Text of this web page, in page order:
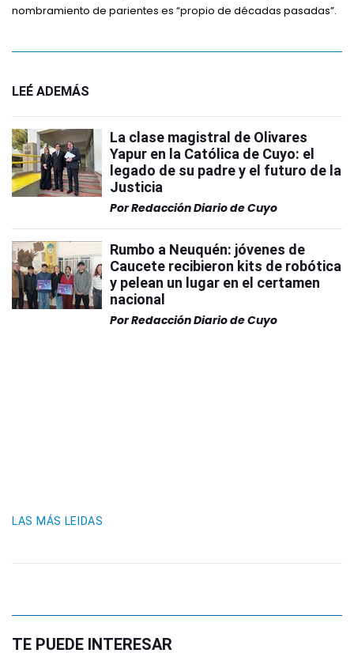
nombramiento de parientes es “propio de décadas pasadas”.
LEÉ ADEMÁS
La clase magistral de Olivares
Yapur en la Católica de Cuyo: el
legado de su padre y el futuro de la
Justicia
PorRedacción Diario de Cuyo
Rumbo a Neuquén: jóvenes de
Caucete recibieron kits de robótica
y pelean un lugar en el certamen
nacional
PorRedacción Diario de Cuyo
LAS MÁS LEIDAS
TE PUEDE INTERESAR